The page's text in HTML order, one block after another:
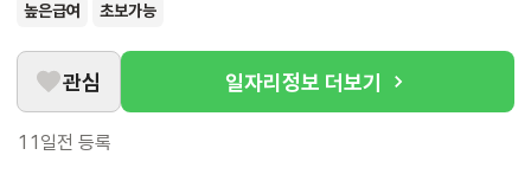
높은급여 초보가능
관심 일자리정보 더보기
11일전 등록